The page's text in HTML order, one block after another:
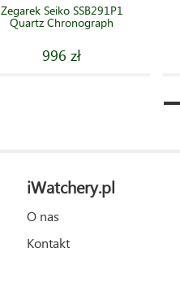
Zegarek Seiko SSB291P1
Quartz Chronograph
996 zł
iWatchery.pl
O nas
Kontakt